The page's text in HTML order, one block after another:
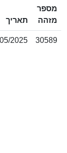
מספר
מזהה
תאריך
30589
2025